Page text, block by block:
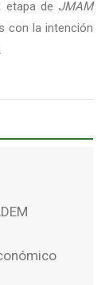
etapa de JMAM
con la intención